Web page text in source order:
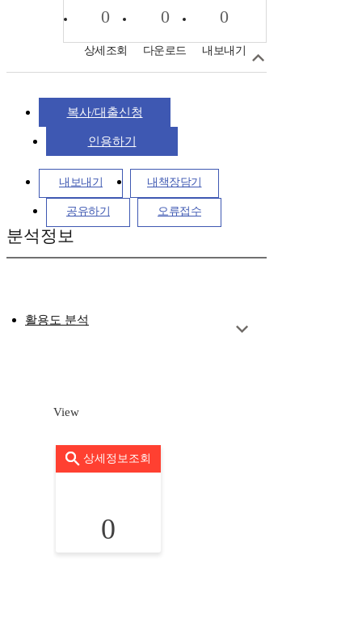
0
상세조회
0
다운로드
0
내보내기
복사/대출신청
인용하기
내보내기 내책장담기
공유하기 오류접수
분석정보
활용도 분석
View
상세정보조회
0